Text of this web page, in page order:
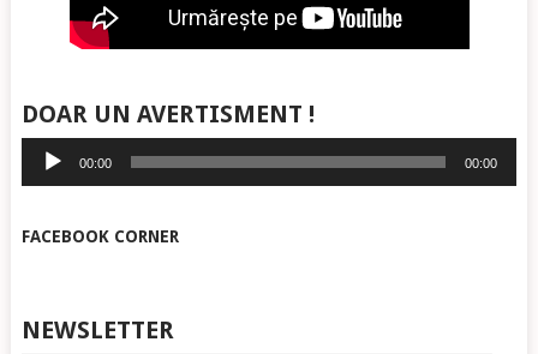
DOAR UN AVERTISMENT !
Player
audio
00:00 00:00
FACEBOOK CORNER
NEWSLETTER